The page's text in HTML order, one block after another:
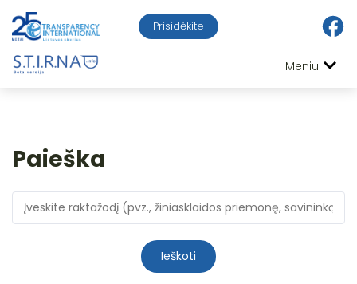
Prisidėkite
Meniu
Paieška
Ieškoti